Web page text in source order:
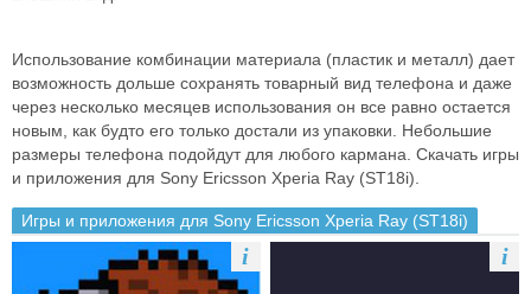
Использование комбинации материала (пластик и металл) дает
возможность дольше сохранять товарный вид телефона и даже
через несколько месяцев использования он все равно остается
новым, как будто его только достали из упаковки. Небольшие
размеры телефона подойдут для любого кармана. Скачать игры
и приложения для Sony Ericsson Xperia Ray (ST18i).
Игры и приложения для Sony Ericsson Xperia Ray (ST18i)
i i